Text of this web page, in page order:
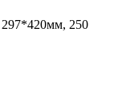
297*420мм, 250